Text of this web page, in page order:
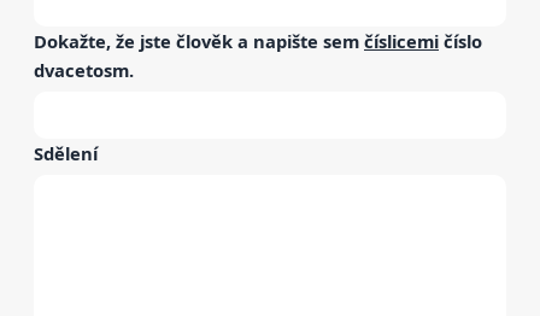
Dokažte, že jste člověk a napište sem číslicemi číslo
dvacetosm.
Sdělení